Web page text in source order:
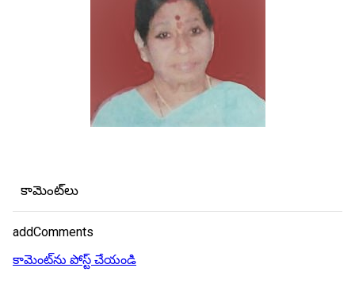
కామెంట్‌లు
addComments
కామెంట్‌ను పోస్ట్ చేయండి